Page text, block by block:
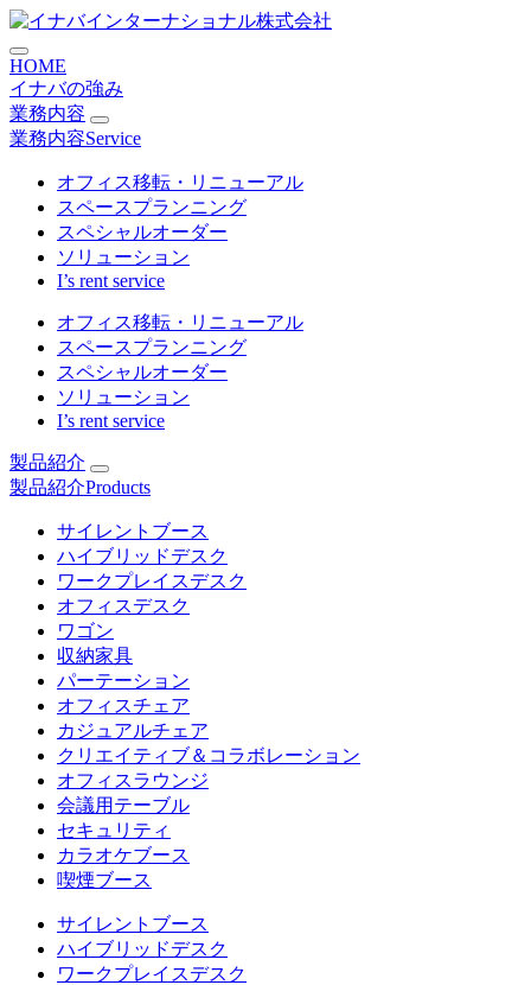
メリットメディカル・ジャ
コ
ン
テ
ン
ツ
に
HOME
イナバの強み
業務内容
業務内容Service
オフィス移転・リニューアル
スペースプランニング
スペシャルオーダー
ソリューション
I’s rent service
オフィス移転・リニューアル
スペースプランニング
スペシャルオーダー
ソリューション
I’s rent service
製品紹介
製品紹介Products
サイレントブース
ハイブリッドデスク
ワークプレイスデスク
オフィスデスク
ワゴン
収納家具
パーテーション
オフィスチェア
カジュアルチェア
クリエイティブ＆コラボレーション
オフィスラウンジ
会議用テーブル
セキュリティ
カラオケブース
喫煙ブース
サイレントブース
ハイブリッドデスク
ワークプレイスデスク